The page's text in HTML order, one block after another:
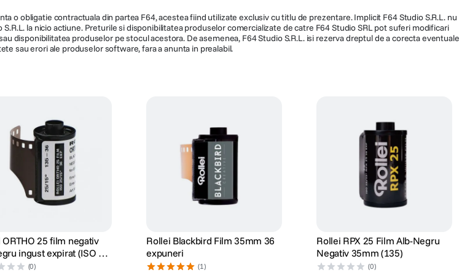
o obligatie contractuala din partea F64, acestea fiind utilizate exclusiv cu titlu de prezentare. Implicit F64 Studio S.R.L. nu
la nicio actiune. Preturile si disponibilitatea produselor comercializate de catre F64 Studio SRL pot suferi modificari
produselor pe stocul acestora. De asemenea, F64 Studio S.R.L. isi rezerva dreptul de a corecta eventuale
sau erori ale produselor software, fara a anunta in prealabil.
ORTHO 25 film negativ
ingust expirat (ISO 25,
(0)
Rollei Blackbird Film 35mm 36
expuneri
(1)
Rollei RPX 25 Film Alb-Negru
Negativ 35mm (135)
(0)